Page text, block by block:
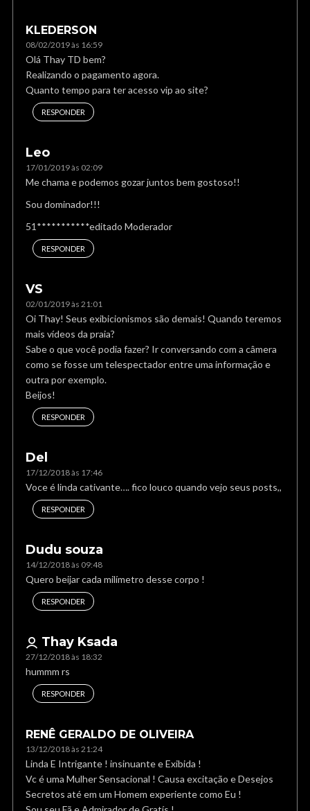
KLEDERSON
08/02/2019 às 16:59
Olá Thay TD bem?
Realizando o pagamento agora.
Quanto tempo para ter acesso vip ao site?
RESPONDER
Leo
17/01/2019 às 02:09
Me chama e podemos gozar juntos bem gostoso!!
Sou dominador!!!
51***********editado Moderador
RESPONDER
VS
02/01/2019 às 21:01
Oi Thay! Seus exibicionismos são demais! Quando teremos
mais vídeos da praia?
Sabe o que você podia fazer? Ir conversando com a câmera
como se fosse um telespectador entre uma informação e
outra por exemplo.
Beijos!
RESPONDER
Del
17/12/2018 às 17:46
Voce é linda cativante…. fico louco quando vejo seus posts,,
RESPONDER
Dudu souza
14/12/2018 às 09:48
Quero beijar cada milímetro desse corpo !
RESPONDER
Thay Ksada
27/12/2018 às 18:32
hummm rs
RESPONDER
RENÊ GERALDO DE OLIVEIRA
13/12/2018 às 21:24
Linda E Intrigante ! insinuante e Exibida !
Vc é uma Mulher Sensacional ! Causa excitação e Desejos
Secretos até em um Homem experiente como Eu !